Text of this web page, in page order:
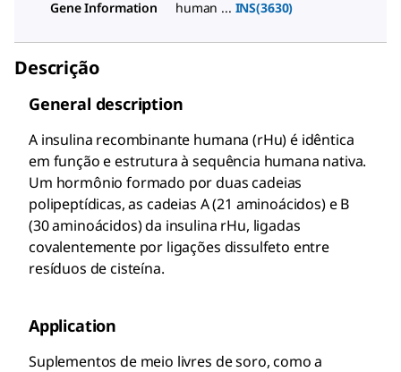
Gene Information human ... INS(3630)
Descrição
General description
A insulina recombinante humana (rHu) é idêntica
em função e estrutura à sequência humana nativa.
Um hormônio formado por duas cadeias
polipeptídicas, as cadeias A (21 aminoácidos) e B
(30 aminoácidos) da insulina rHu, ligadas
covalentemente por ligações dissulfeto entre
resíduos de cisteína.
Application
Suplementos de meio livres de soro, como a